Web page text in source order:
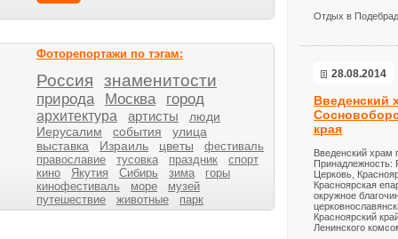
Фоторепортажи по тэгам:
Россия знаменитости
природа Москва город
архитектура артисты
люди
Иерусалим
события
улица
выставка
Израиль цветы
фестиваль
православие
тусовка праздник
спорт
кино
Якутия Сибирь зима
горы
кинофестиваль
море
музей
путешествие
животные парк
Отдых в
28.08.2014
Введенский
края
Введенский храм
Принадлежность:
Церковь,
Красноярская
окружное
Красноярский
Ленинского